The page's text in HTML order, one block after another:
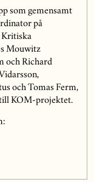
som gemensamt
på
Kritiska
Mouwitz
och Richard
och Tomas Ferm,
KOM-projektet.